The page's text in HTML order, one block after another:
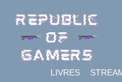
content
LIVRES